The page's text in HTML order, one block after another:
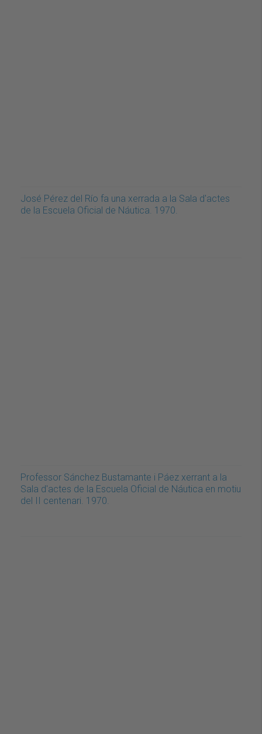
José Pérez del Río fa una xerrada a la Sala d'actes
de la Escuela Oficial de Náutica. 1970.
Professor Sánchez Bustamante i Páez xerrant a la
Sala d'actes de la Escuela Oficial de Náutica en motiu
del II centenari. 1970.